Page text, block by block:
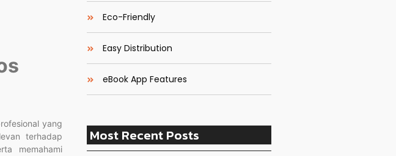
yang
terhadap
memahami
Eco-Friendly
Easy Distribution
eBook App Features
Most Recent Posts